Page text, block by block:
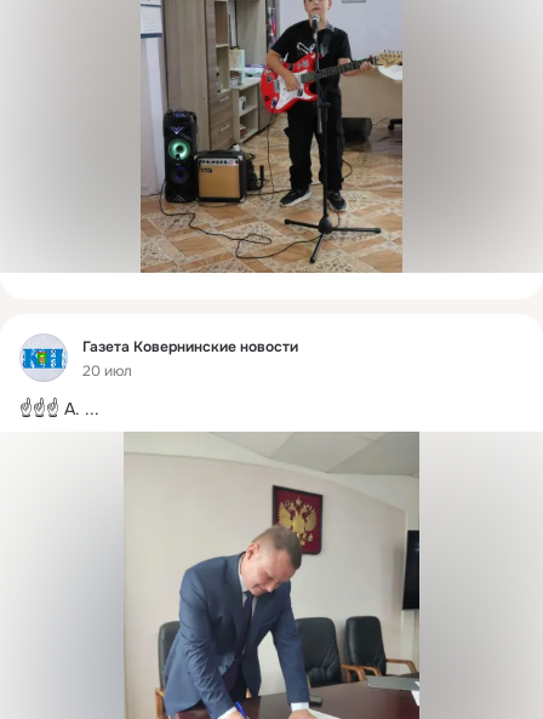
Фид
Газета Ковернинские новости
20 июл
☝️☝️☝️ А. ...